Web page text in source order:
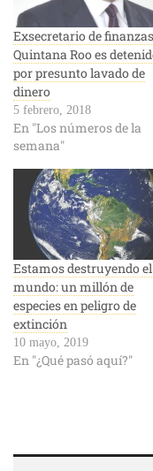
Exsecretario de
Quintana Roo es
por presunto lavado de
dinero
5 febrero, 2018
En "Los números de la
semana"
Estamos destruyendo el
mundo: un millón de
especies en peligro de
extinción
10 mayo, 2019
En "¿Qué pasó aquí?"